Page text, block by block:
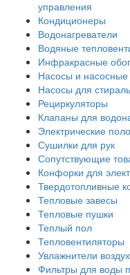
управления
Кондиционеры
Водонагреватели
Водяные
Инфракрасные
Насосы и насосные
Насосы для
Рециркуляторы
Клапаны для
Электрические
Сушилки для рук
Сопутствующие
Конфорки для
Твердотопливные
Тепловые завесы
Тепловые пушки
Теплый пол
Тепловентиляторы
Увлажнители
Фильтры для воды